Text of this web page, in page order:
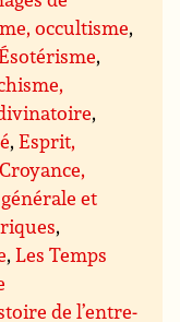
occultisme,
,
,
,Esprit,
Croyance,
et
,
,Les Temps
de l’entre-